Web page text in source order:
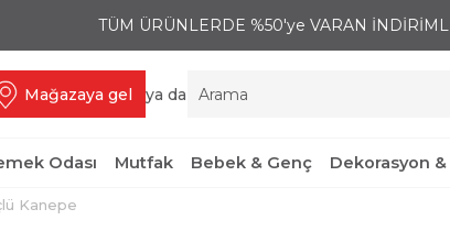
TÜM ÜRÜNLERDE %50'ye VARAN
Mağazaya gel ya da
Odası Mutfak Bebek & Genç Dekorasyon
Kanepe